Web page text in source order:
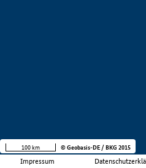
Impressum
100 km © Geobasis-DE / BKG 2015